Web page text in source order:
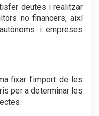
deutes i realitzar
no financers, així
i empreses
fixar l’import de les
per a determinar les